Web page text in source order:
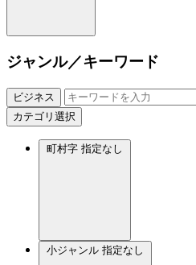
ジャンル／キーワード
ビジネス
カテゴリ選択
町村字 指定なし
小ジャンル 指定なし